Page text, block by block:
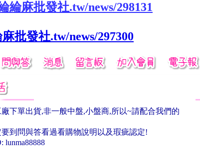
綸麻批發社.tw/news/298131
批發社.tw/news/297300
下單出貨,非一般中盤,小盤商,所以~請配合我們的
到問與答看過看購物說明以及瑕疵認定!
lunma88888